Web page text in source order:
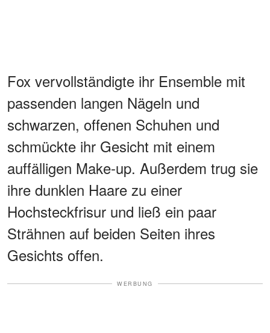
Fox vervollständigte ihr Ensemble mit
passenden langen Nägeln und
schwarzen, offenen Schuhen und
schmückte ihr Gesicht mit einem
auffälligen Make-up. Außerdem trug sie
ihre dunklen Haare zu einer
Hochsteckfrisur und ließ ein paar
Strähnen auf beiden Seiten ihres
Gesichts offen.
WERBUNG